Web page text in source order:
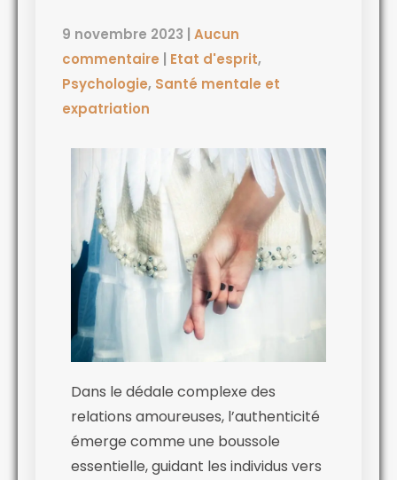
9 novembre 2023
Aucun
commentaire
Etat d'esprit,
Psychologie, Santé mentale et
expatriation
Dans le dédale complexe des
relations amoureuses, l’authenticité
émerge comme une boussole
essentielle, guidant les individus vers